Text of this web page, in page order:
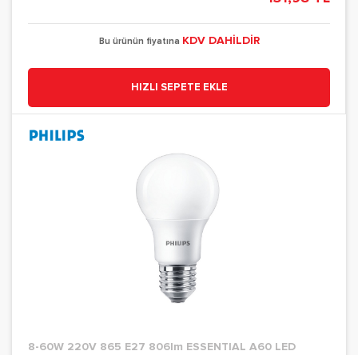
Bu ürünün fiyatına KDV DAHİLDİR
HIZLI SEPETE EKLE
8-60W 220V 865 E27 806lm ESSENTIAL A60 LED